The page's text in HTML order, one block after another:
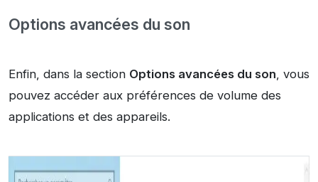
Options avancées du son
Enfin, dans la section Options avancées du son, vous
pouvez accéder aux préférences de volume des
applications et des appareils.